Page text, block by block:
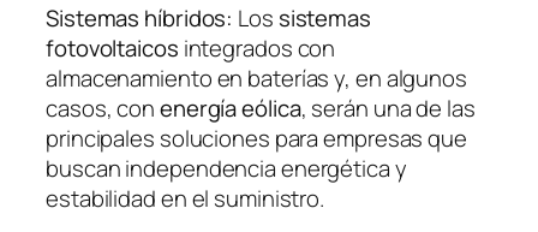
Sistemas híbridos: Los sistemas
fotovoltaicos integrados con
almacenamiento en baterías y, en algunos
casos, conenergía eólica, serán una de las
principales soluciones para empresas que
buscan independencia energética y
estabilidad en el suministro.